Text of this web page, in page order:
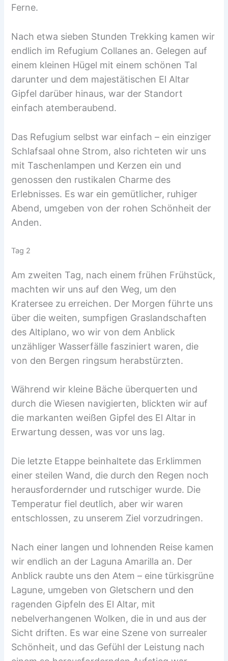
Ferne.
Nach etwa sieben Stunden Trekking kamen wir
endlich im Refugium Collanes an. Gelegen auf
einem kleinen Hügel mit einem schönen Tal
darunter und dem majestätischen El Altar
Gipfel darüber hinaus, war der Standort
einfach atemberaubend.
Das Refugium selbst war einfach – ein einziger
Schlafsaal ohne Strom, also richteten wir uns
mit Taschenlampen und Kerzen ein und
genossen den rustikalen Charme des
Erlebnisses. Es war ein gemütlicher, ruhiger
Abend, umgeben von der rohen Schönheit der
Anden.
Tag 2
Am zweiten Tag, nach einem frühen Frühstück,
machten wir uns auf den Weg, um den
Kratersee zu erreichen. Der Morgen führte uns
über die weiten, sumpfigen Graslandschaften
des Altiplano, wo wir von dem Anblick
unzähliger Wasserfälle fasziniert waren, die
von den Bergen ringsum herabstürzten.
Während wir kleine Bäche überquerten und
durch die Wiesen navigierten, blickten wir auf
die markanten weißen Gipfel des El Altar in
Erwartung dessen, was vor uns lag.
Die letzte Etappe beinhaltete das Erklimmen
einer steilen Wand, die durch den Regen noch
herausfordernder und rutschiger wurde. Die
Temperatur fiel deutlich, aber wir waren
entschlossen, zu unserem Ziel vorzudringen.
Nach einer langen und lohnenden Reise kamen
wir endlich an der Laguna Amarilla an. Der
Anblick raubte uns den Atem – eine türkisgrüne
Lagune, umgeben von Gletschern und den
ragenden Gipfeln des El Altar, mit
nebelverhangenen Wolken, die in und aus der
Sicht driften. Es war eine Szene von surrealer
Schönheit, und das Gefühl der Leistung nach